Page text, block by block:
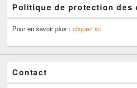
Politique de protection des
Pour en savoir plus : cliquez ici
Contact